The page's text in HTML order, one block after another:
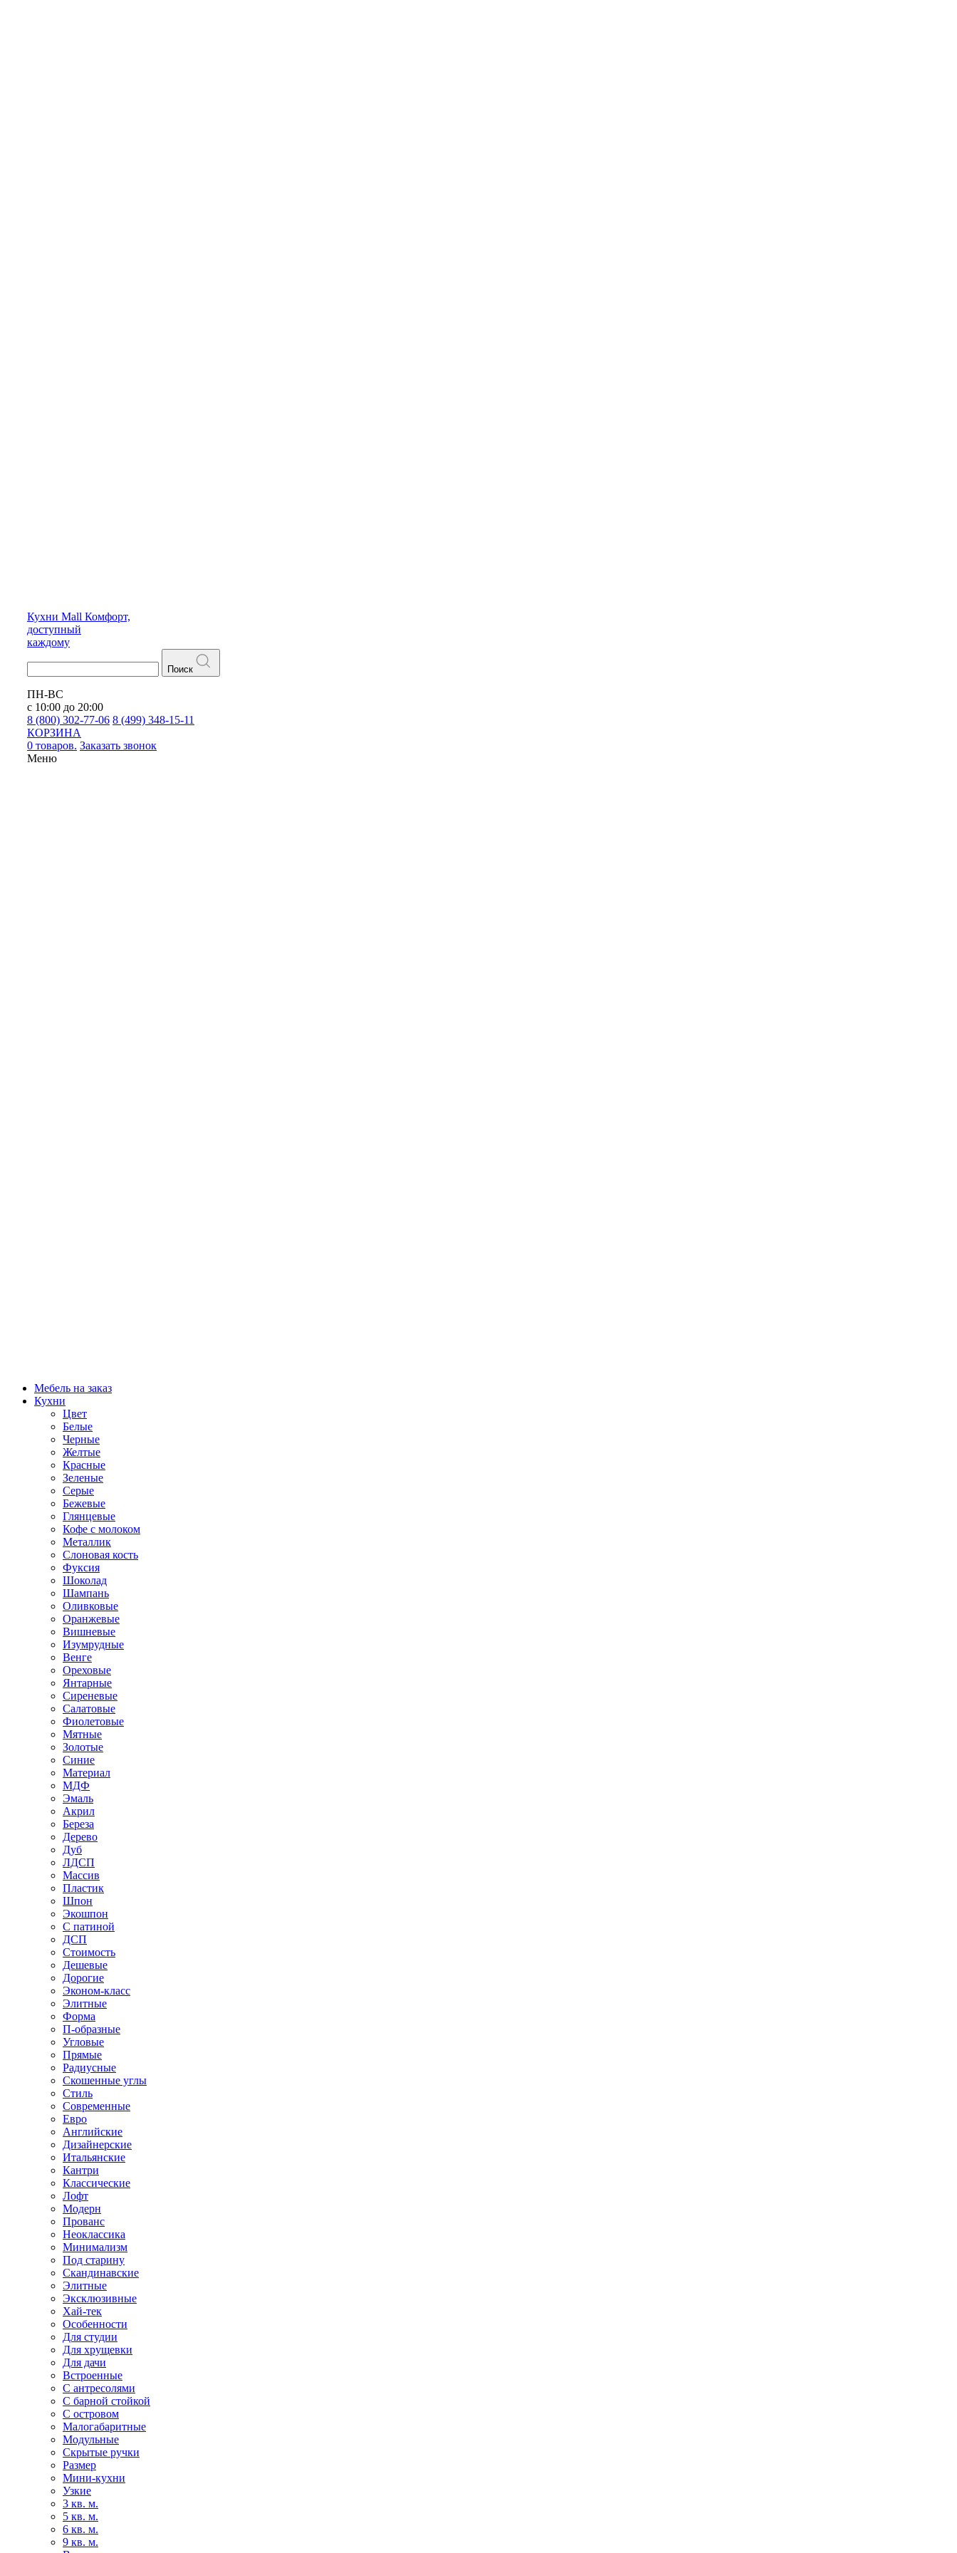
Кухни Mall Комфорт,
доступный
каждому
Поиск
ПН-ВС
с 10:00 до 20:00
8 (800) 302-77-06 8 (499) 348-15-11
КОРЗИНА
0 товаров. Заказать звонок
Меню
Мебель на заказ
Кухни
Цвет
Белые
Черные
Желтые
Красные
Зеленые
Серые
Бежевые
Глянцевые
Кофе с молоком
Металлик
Слоновая кость
Фуксия
Шоколад
Шампань
Оливковые
Оранжевые
Вишневые
Изумрудные
Венге
Ореховые
Янтарные
Сиреневые
Салатовые
Фиолетовые
Мятные
Золотые
Синие
Материал
МДФ
Эмаль
Акрил
Береза
Дерево
Дуб
ЛДСП
Массив
Пластик
Шпон
Экошпон
С патиной
ДСП
Стоимость
Дешевые
Дорогие
Эконом-класс
Элитные
Форма
П-образные
Угловые
Прямые
Радиусные
Скошенные углы
Стиль
Современные
Евро
Английские
Дизайнерские
Итальянские
Кантри
Классические
Лофт
Модерн
Прованс
Неоклассика
Минимализм
Под старину
Скандинавские
Элитные
Эксклюзивные
Хай-тек
Особенности
Для студии
Для хрущевки
Для дачи
Встроенные
С антресолями
С барной стойкой
С островом
Малогабаритные
Модульные
Скрытые ручки
Размер
Мини-кухни
Узкие
3 кв. м.
5 кв. м.
6 кв. м.
9 кв. м.